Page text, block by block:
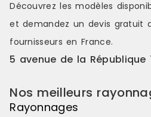
Découvrez les modèles
et demandez un devis gratuit
fournisseurs en France.
5 avenue de la République
Nos meilleurs
Rayonnages